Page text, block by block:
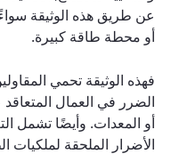
عن طريق هذه الوثيقة
أو محطة طاقة كبيرة.
فهذه الوثيقة تحمي
الضرر في العمال المتعاقد
أو المعدات. وأيضًا تشمل
الأضرار الملحقة لملكيات